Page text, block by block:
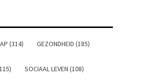
(314) GEZONDHEID (185)
SOCIAAL LEVEN (108)